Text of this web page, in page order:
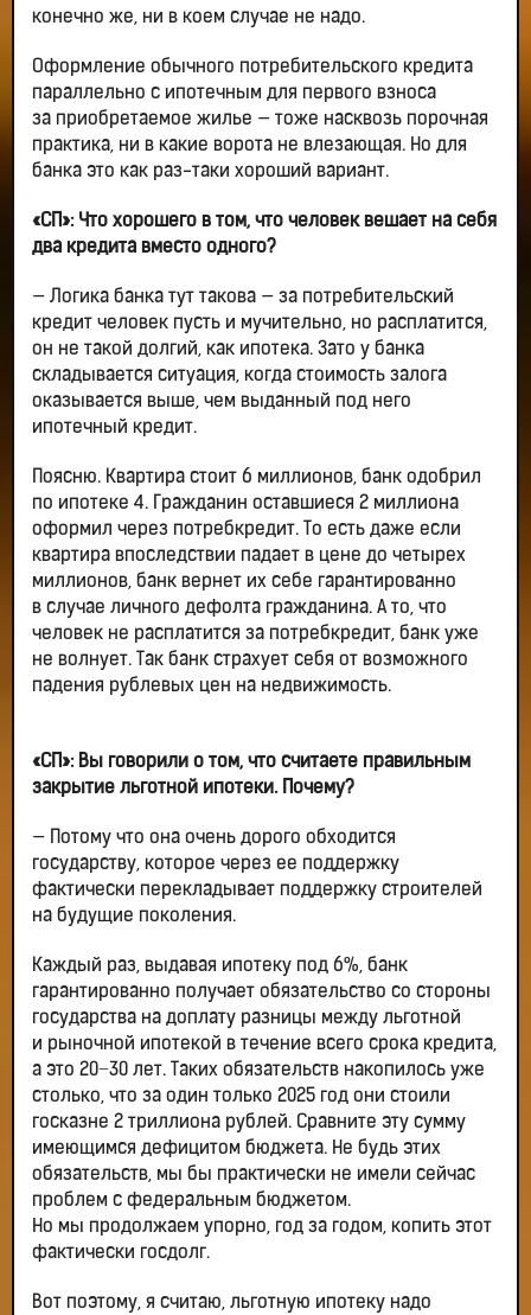
конечно же, ни в коем случае не надо.
Оформление обычного потребительского кредита
параллельно с ипотечным для первого взноса
за приобретаемое жилье — тоже насквозь порочная
практика, ни в какие ворота не влезающая. Но для
банка это как раз-таки хороший вариант.
«СП»: Что хорошего в том, что человек вешает на себя
два кредита вместо одного?
— Логика банка тут такова — за потребительский
кредит человек пусть и мучительно, но расплатится,
он не такой долгий, как ипотека. Зато у банка
складывается ситуация, когда стоимость залога
оказывается выше, чем выданный под него
ипотечный кредит.
Поясню. Квартира стоит 6 миллионов, банк одобрил
по ипотеке 4. Гражданин оставшиеся 2 миллиона
оформил через потребкредит. То есть даже если
квартира впоследствии падает в цене до четырех
миллионов, банк вернет их себе гарантированно
в случае личного дефолта гражданина. А то, что
человек не расплатится за потребкредит, банк уже
не волнует. Так банк страхует себя от возможного
падения рублевых цен на недвижимость.
«СП»: Вы говорили о том, что считаете правильным
закрытие льготной ипотеки. Почему?
— Потому что она очень дорого обходится
государству, которое через ее поддержку
фактически перекладывает поддержку строителей
на будущие поколения.
Каждый раз, выдавая ипотеку под 6%, банк
гарантированно получает обязательство со стороны
государства на доплату разницы между льготной
и рыночной ипотекой в течение всего срока кредита,
а это 20−30 лет. Таких обязательств накопилось уже
столько, что за один только 2025 год они стоили
госказне 2 триллиона рублей. Сравните эту сумму
имеющимся дефицитом бюджета. Не будь этих
обязательств, мы бы практически не имели сейчас
проблем с федеральным бюджетом.
Но мы продолжаем упорно, год за годом, копить этот
фактически госдолг.
Вот поэтому, я считаю, льготную ипотеку надо